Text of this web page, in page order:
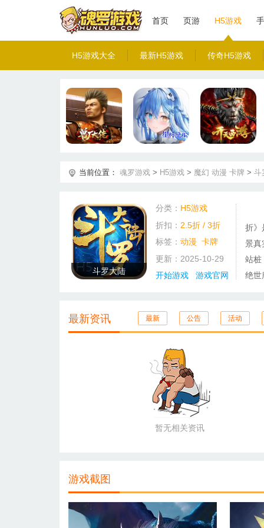
首页 页游 H5游戏
H5游戏大全 最新H5游戏 传奇H5游戏
当前位置： 魂罗游戏 > H5游戏 > 魔幻 动漫 卡牌 > 斗
斗罗大陆
分类： H5游戏
折扣： 2.5折 / 3折
标签： 动漫 卡牌
更新：2025-10-29
开始游戏
游戏官网
折》
景真
站桩
绝世
最新资讯 最新 公告 活动
暂无相关资讯
游戏截图